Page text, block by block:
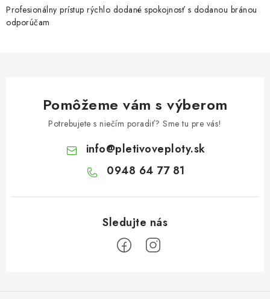
r
v
Profesionálny prístup rýchlo dodané spokojnosť s dodanou bránou
odporúčam
Pomôžeme vám s výberom
Potrebujete s niečím poradiť? Sme tu pre vás!
info@pletivoveploty.sk
0948 64 77 81